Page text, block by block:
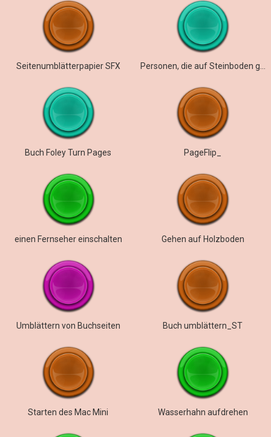
Seitenumblätterpapier SFX
Buch Foley Turn Pages PageFlip_
einen Fernseher einschalten Gehen auf Holzboden
Umblättern von Buchseiten Buch umblättern_ST
Starten des Mac Mini Wasserhahn aufdrehen